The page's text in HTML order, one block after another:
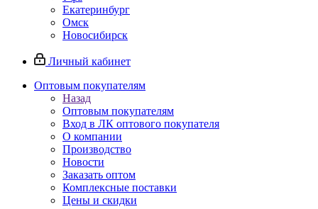
Екатеринбург
Омск
Новосибирск
Личный кабинет
Оптовым покупателям
Назад
Оптовым покупателям
Вход в ЛК оптового покупателя
О компании
Производство
Новости
Заказать оптом
Комплексные поставки
Цены и скидки